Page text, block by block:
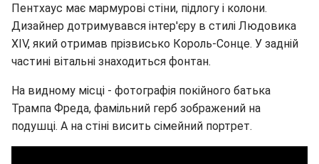
Пентхаус має мармурові стіни, підлогу і колони.
Дизайнер дотримувався інтер'єру в стилі Людовика
XIV, який отримав прізвисько Король-Сонце. У задній
частині вітальні знаходиться фонтан.
На видному місці - фотографія покійного батька
Трампа Фреда, фамільний герб зображений на
подушці. А на стіні висить сімейний портрет.